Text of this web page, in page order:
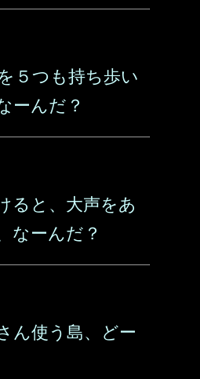
５つも持ち歩い
ーんだ？
ると、大声をあ
なーんだ？
ん使う島、どー